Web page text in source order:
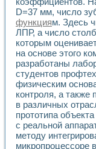
Об
Система
Партнеры
Учебные
Бизнес
Контакты
D=37 мм, число
функциям. Здесь
ЛПР, а число
которым
на основе этого
разработаны
студентов
физическим
контроля, а также
в различных
прототипа
с реальной
методу
микропроцессоре